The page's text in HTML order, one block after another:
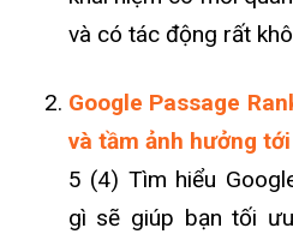
và có tác động rất
Google Passage
và tầm ảnh hưởng tới
5 (4) Tìm hiểu
gì sẽ giúp bạn tối